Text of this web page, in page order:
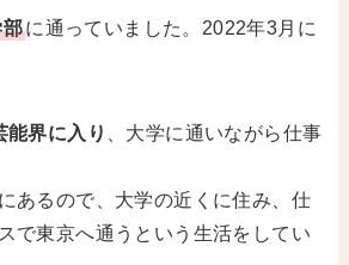
部に通っていました。2022年3月に
能界に入り
、大学に通いながら仕事
あるので、大学の近くに住み、仕
で東京へ通うという生活をしてい